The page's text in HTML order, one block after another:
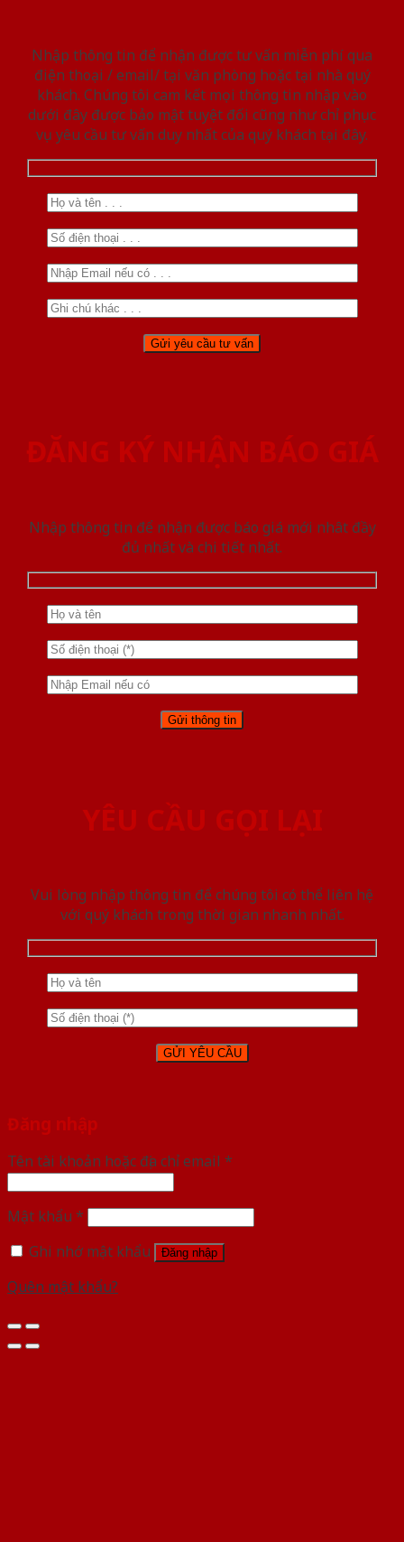
Nhập thông tin để nhận được tư vấn miễn phí qua
điện thoại / email/ tại văn phòng hoặc tại nhà quý
khách. Chúng tôi cam kết mọi thông tin nhập vào
dưới đây được bảo mật tuyệt đối cũng như chỉ phục
vụ yêu cầu tư vấn duy nhất của quý khách tại đây.
ĐĂNG KÝ NHẬN BÁO GIÁ
Nhập thông tin để nhận được báo giá mới nhât đầy
đủ nhất và chi tiết nhất.
YÊU CẦU GỌI LẠI
Vui lòng nhập thông tin để chúng tôi có thể liên hệ
với quý khách trong thời gian nhanh nhất.
Đăng nhập
Tên tài khoản hoặc địa chỉ email *
Mật khẩu *
Ghi nhớ mật khẩu
Đăng nhập
Quên mật khẩu?